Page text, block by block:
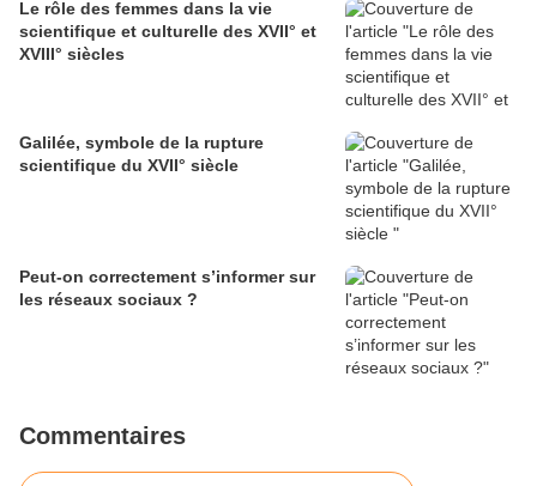
Le rôle des femmes dans la vie
scientifique et culturelle des XVII° et
XVIII° siècles
Galilée, symbole de la rupture
scientifique du XVII° siècle
Peut-on correctement s’informer sur
les réseaux sociaux ?
Commentaires